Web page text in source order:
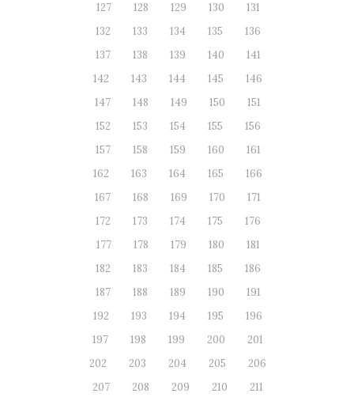
127
128 129 130
131
132
133 134 135
136
137
138 139 140
141
142
143 144 145
146
147
148 149 150
151
152
153 154 155
156
157
158 159 160
161
162
163 164 165
166
167
168 169 170
171
172
173 174 175
176
177
178 179 180
181
182
183 184 185
186
187
188 189 190
191
192
193 194 195
196
197
198 199 200
201
202
203 204 205
206
207
208 209 210
211